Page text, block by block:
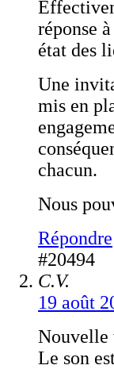
réponse
état des
Une
mis en
chacun.
Nous
Répondre
#20494
C.V.
19 août
Nouvelle
Le son